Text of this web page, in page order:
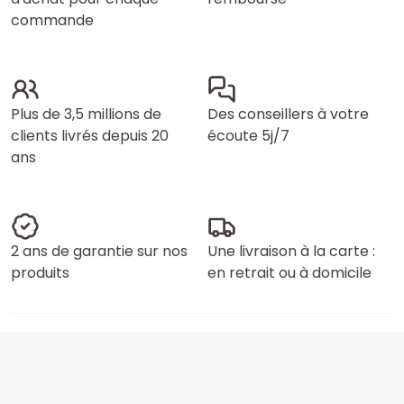
commande
Plus de 3,5 millions de
clients livrés depuis 20
ans
Des conseillers à votre
écoute 5j/7
2 ans de garantie sur nos
produits
Une livraison à la carte :
en retrait ou à domicile